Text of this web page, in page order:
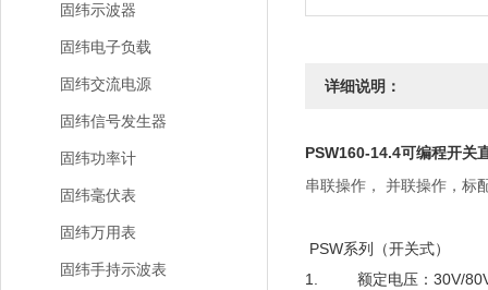
固纬示波器
固纬电子负载
固纬交流电源
固纬信号发生器
固纬功率计
固纬毫伏表
固纬万用表
固纬手持示波表
详细说明：
PSW160-14.4可编程开关
串联操作， 并联操作，标
PSW系列（开关式）
1. 额定电压：30V/80V/